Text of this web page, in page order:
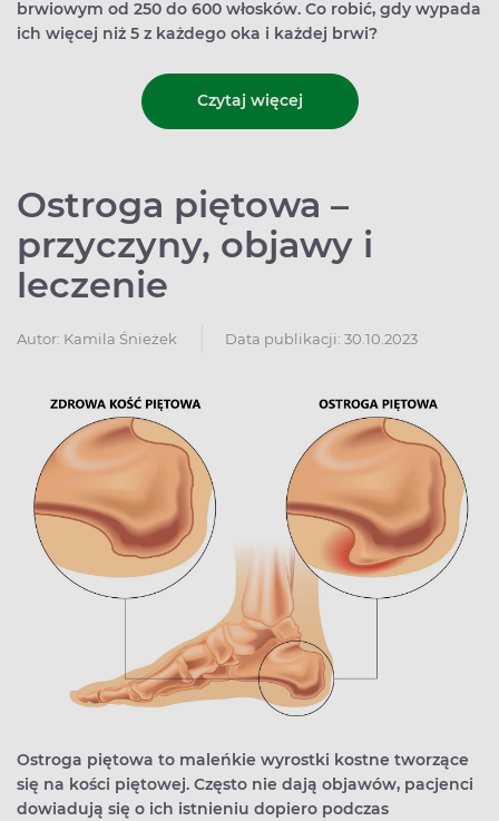
brwiowym od 250 do 600 włosków. Co robić, gdy wypada
ich więcej niż 5 z każdego oka i każdej brwi?
Czytaj więcej
Ostroga piętowa –
przyczyny, objawy i
leczenie
Autor: Kamila Śnieżek Data publikacji: 30.10.2023
Ostroga piętowa to maleńkie wyrostki kostne tworzące
się na kości piętowej. Często nie dają objawów, pacjenci
dowiadują się o ich istnieniu dopiero podczas